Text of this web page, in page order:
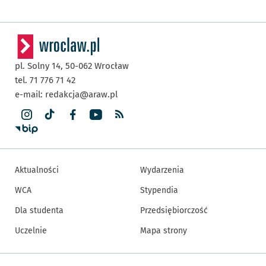
pl. Solny 14, 50-062 Wrocław
tel. 71 776 71 42
e-mail: redakcja@araw.pl
Aktualności
WCA
Dla studenta
Uczelnie
Wydarzenia
Stypendia
Przedsiębiorczość
Mapa strony